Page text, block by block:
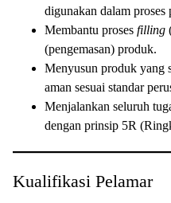
digunakan dalam proses
Membantu proses filling
(pengemasan) produk.
Menyusun produk yang
aman sesuai standar
Menjalankan seluruh
dengan prinsip 5R
Kualifikasi Pelamar